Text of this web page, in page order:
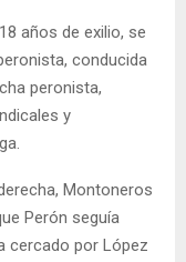
años de exilio, se
conducida
peronista,
y
Montoneros
Perón seguía
cercado por López